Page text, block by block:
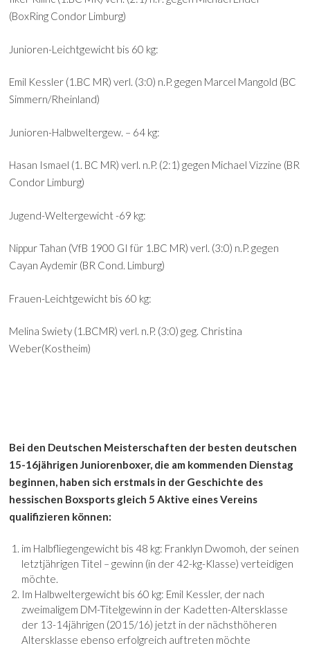
(BoxRing Condor Limburg)
Junioren-Leichtgewicht bis 60 kg:
Emil Kessler (1.BC MR) verl. (3:0) n.P. gegen Marcel Mangold (BC
Simmern/Rheinland)
Junioren-Halbweltergew. – 64 kg:
Hasan Ismael (1. BC MR) verl. n.P. (2:1) gegen Michael Vizzine (BR
Condor Limburg)
Jugend-Weltergewicht -69 kg:
Nippur Tahan (VfB 1900 GI für 1.BC MR) verl. (3:0) n.P. gegen
Cayan Aydemir (BR Cond. Limburg)
Frauen-Leichtgewicht bis 60 kg:
Melina Swiety (1.BCMR) verl. n.P. (3:0) geg. Christina
Weber(Kostheim)
Bei den Deutschen Meisterschaften der besten deutschen
15-16jährigen Juniorenboxer, die am kommenden Dienstag
beginnen, haben sich erstmals in der Geschichte des
hessischen Boxsports gleich 5 Aktive eines Vereins
qualifizieren können:
im Halbfliegengewicht bis 48 kg: Franklyn Dwomoh, der seinen
letztjährigen Titel – gewinn (in der 42-kg-Klasse) verteidigen
möchte.
Im Halbweltergewicht bis 60 kg: Emil Kessler, der nach
zweimaligem DM-Titelgewinn in der Kadetten-Altersklasse
der 13-14jährigen (2015/16) jetzt in der nächsthöheren
Altersklasse ebenso erfolgreich auftreten möchte